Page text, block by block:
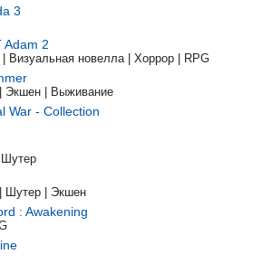
3
Adam 2
| Визуальная новелла | Хоррор | RPG
Экшен | Выживание
War - Collection
Шутер
Шутер | Экшен
: Awakening